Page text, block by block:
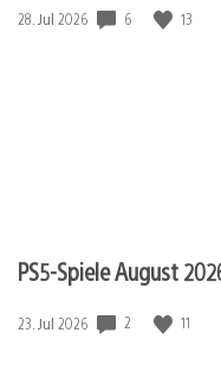
Veröffentlichungsdatum:
28. Jul 2026 6 13
PS5-Spiele August
Veröffentlichungsdatum:
23. Jul 2026 2 11